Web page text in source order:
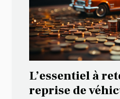
L’essentiel à
reprise de